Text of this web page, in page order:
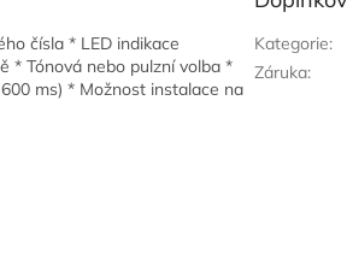
čísla * LED indikace
* Tónová nebo pulzní volba *
ms) * Možnost instalace na
Kategorie:
Záruka: